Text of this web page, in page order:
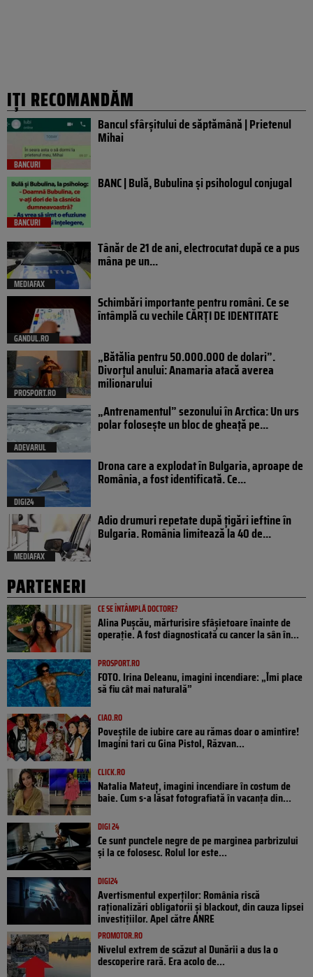
IȚI RECOMANDĂM
BANCURI
Bancul sfârșitului de săptămână | Prietenul
Mihai
BANCURI
BANC | Bulă, Bubulina și psihologul conjugal
MEDIAFAX
Tânăr de 21 de ani, electrocutat după ce a pus
mâna pe un...
GANDUL.RO
Schimbări importante pentru români. Ce se
întâmplă cu vechile CĂRȚI DE IDENTITATE
PROSPORT.RO
„Bătălia pentru 50.000.000 de dolari”.
Divorțul anului: Anamaria atacă averea
milionarului
ADEVARUL
„Antrenamentul” sezonului în Arctica: Un urs
polar folosește un bloc de gheață pe...
DIGI24
Drona care a explodat în Bulgaria, aproape de
România, a fost identificată. Ce...
MEDIAFAX
Adio drumuri repetate după țigări ieftine în
Bulgaria. România limitează la 40 de...
PARTENERI
CE SE ÎNTÂMPLĂ DOCTORE?
Alina Pușcău, mărturisire sfâșietoare înainte de
operație. A fost diagnosticată cu cancer la sân în...
PROSPORT.RO
FOTO. Irina Deleanu, imagini incendiare: „Îmi place
să fiu cât mai naturală”
CIAO.RO
Poveştile de iubire care au rămas doar o amintire!
Imagini tari cu Gina Pistol, Răzvan...
CLICK.RO
Natalia Mateuț, imagini incendiare în costum de
baie. Cum s-a lăsat fotografiată în vacanța din...
DIGI 24
Ce sunt punctele negre de pe marginea parbrizului
și la ce folosesc. Rolul lor este...
DIGI24
Avertismentul experților: România riscă
raționalizări obligatorii și blackout, din cauza lipsei
investițiilor. Apel către ANRE
PROMOTOR.RO
Nivelul extrem de scăzut al Dunării a dus la o
descoperire rară. Era acolo de...